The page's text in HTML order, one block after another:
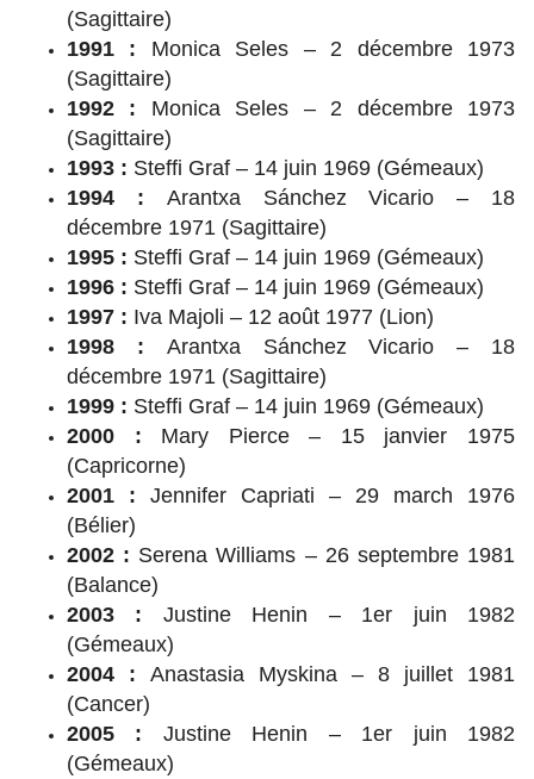
(Sagittaire)
1991 : Monica Seles – 2 décembre 1973
(Sagittaire)
1992 : Monica Seles – 2 décembre 1973
(Sagittaire)
1993 : Steffi Graf – 14 juin 1969 (Gémeaux)
1994 : Arantxa Sánchez Vicario – 18
décembre 1971 (Sagittaire)
1995 : Steffi Graf – 14 juin 1969 (Gémeaux)
1996 : Steffi Graf – 14 juin 1969 (Gémeaux)
1997 : Iva Majoli – 12 août 1977 (Lion)
1998 : Arantxa Sánchez Vicario – 18
décembre 1971 (Sagittaire)
1999 : Steffi Graf – 14 juin 1969 (Gémeaux)
2000 : Mary Pierce – 15 janvier 1975
(Capricorne)
2001 : Jennifer Capriati – 29 march 1976
(Bélier)
2002 : Serena Williams – 26 septembre 1981
(Balance)
2003 : Justine Henin – 1er juin 1982
(Gémeaux)
2004 : Anastasia Myskina – 8 juillet 1981
(Cancer)
2005 : Justine Henin – 1er juin 1982
(Gémeaux)